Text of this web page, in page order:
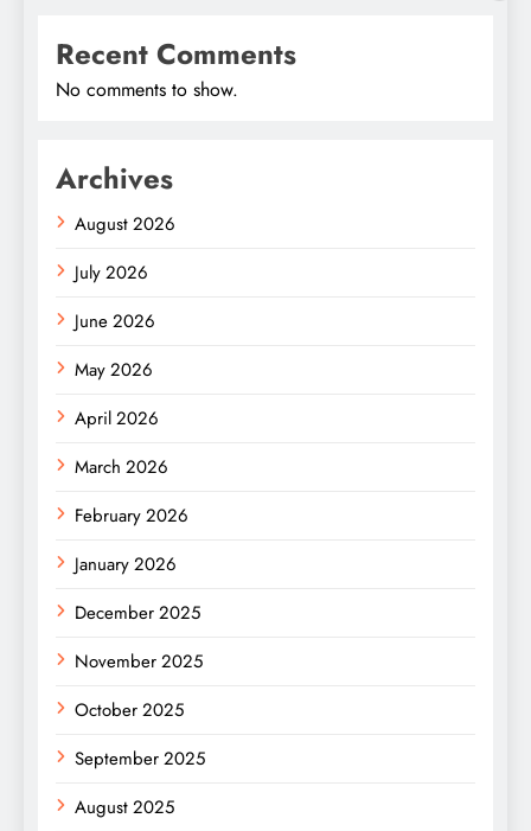
Recent Comments
No comments to show.
Archives
August 2026
July 2026
June 2026
May 2026
April 2026
March 2026
February 2026
January 2026
December 2025
November 2025
October 2025
September 2025
August 2025